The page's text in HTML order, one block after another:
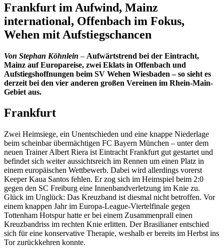
Frankfurt im Aufwind, Mainz
international, Offenbach im Fokus,
Wehen mit Aufstiegschancen
Von Stephan Köhnlein – Aufwärtstrend bei der Eintracht,
Mainz auf Europareise, zwei Eklats in Offenbach und
Aufstiegshoffnungen beim SV Wehen Wiesbaden – so sieht es
derzeit bei den vier anderen großen Vereinen im Rhein-Main-
Gebiet aus.
Frankfurt
Zwei Heimsiege, ein Unentschieden und eine knappe Niederlage
beim scheinbar übermächtigen FC Bayern München – unter dem
neuen Trainer Albert Riera ist Eintracht Frankfurt gut gestartet und
befindet sich weiter aussichtsreich im Rennen um einen Platz in
einem europäischen Wettbewerb. Dabei wird allerdings vorerst
Keeper Kaua Santos fehlen. Er zog sich im Heimspiel beim 2:0
gegen den SC Freiburg eine Innenbandverletzung im Knie zu.
Glück im Unglück: Das Kreuzband ist diesmal nicht betroffen. Vor
einem knappen Jahr im Europa-League-Viertelfinale gegen
Tottenham Hotspur hatte er bei einem Zusammenprall einen
Kreuzbandriss im rechten Knie erlitten. Der Brasilianer entschied
sich für eine konservative Therapie, weshalb er bereits im Herbst ins
Tor zurückkehren konnte.